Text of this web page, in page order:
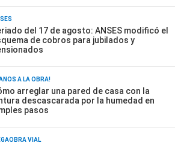
del 17 de agosto: ANSES modificó el
de cobros para jubilados y
A LA OBRA!
arreglar una pared de casa con la
descascarada por la humedad en
pasos
VIAL